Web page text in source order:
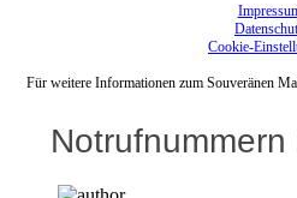
Cookie-
Für weitere Informationen zum Souveränen